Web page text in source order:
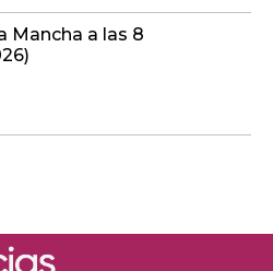
Mancha a las 8